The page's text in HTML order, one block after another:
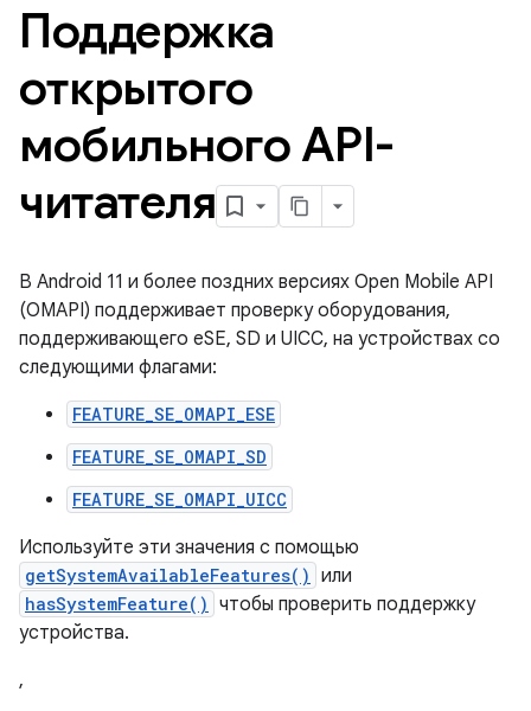
Поддержка
открытого
мобильного API-
читателя
В Android 11 и более поздних версиях Open Mobile API
(OMAPI) поддерживает проверку оборудования,
поддерживающего eSE, SD и UICC, на устройствах со
следующими флагами:
FEATURE_SE_OMAPI_ESE
FEATURE_SE_OMAPI_SD
FEATURE_SE_OMAPI_UICC
Используйте эти значения с помощью
getSystemAvailableFeatures() или
hasSystemFeature() чтобы проверить поддержку
устройства.
,